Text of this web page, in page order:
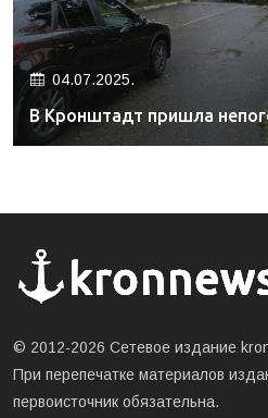
04.07.2025.
В Кронштадт пришла
© 2012-2026 Сетевое издание
При перепечатке материалов
первоисточник обязательна.